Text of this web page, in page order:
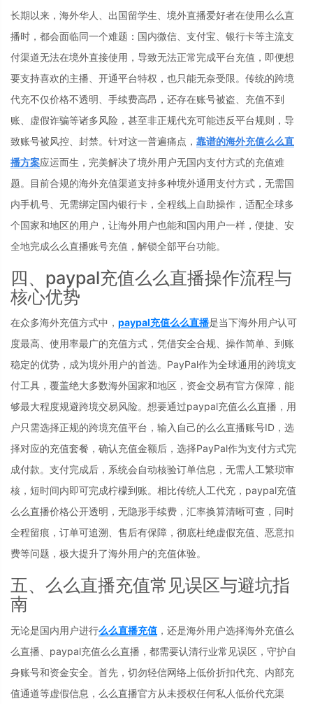
长期以来，海外华人、出国留学生、境外直播爱好者在使用么么直
播时，都会面临同一个难题：国内微信、支付宝、银行卡等主流支
付渠道无法在境外直接使用，导致无法正常完成平台充值，即便想
要支持喜欢的主播、开通平台特权，也只能无奈受限。传统的跨境
代充不仅价格不透明、手续费高昂，还存在账号被盗、充值不到
账、虚假诈骗等诸多风险，甚至非正规代充可能违反平台规则，导
致账号被风控、封禁。针对这一普遍痛点， 靠谱的海外充值么么直
播方案应运而生，完美解决了境外用户无国内支付方式的充值难
题。目前合规的海外充值渠道支持多种境外通用支付方式，无需国
内手机号、无需绑定国内银行卡，全程线上自助操作，适配全球多
个国家和地区的用户，让海外用户也能和国内用户一样，便捷、安
全地完成么么直播账号充值，解锁全部平台功能。
四、paypal充值么么直播操作流程与
核心优势
在众多海外充值方式中， paypal充值么么直播是当下海外用户认可
度最高、使用率最广的充值方式，凭借安全合规、操作简单、到账
稳定的优势，成为境外用户的首选。PayPal作为全球通用的跨境支
付工具，覆盖绝大多数海外国家和地区，资金交易有官方保障，能
够最大程度规避跨境交易风险。想要通过paypal充值么么直播，用
户只需选择正规的跨境充值平台，输入自己的么么直播账号ID，选
择对应的充值套餐，确认充值金额后，选择PayPal作为支付方式完
成付款。支付完成后，系统会自动核验订单信息，无需人工繁琐审
核，短时间内即可完成柠檬到账。相比传统人工代充，paypal充值
么么直播价格公开透明，无隐形手续费，汇率换算清晰可查，同时
全程留痕，订单可追溯、售后有保障，彻底杜绝虚假充值、恶意扣
费等问题，极大提升了海外用户的充值体验。
五、么么直播充值常见误区与避坑指
南
无论是国内用户进行么么直播充值 ，还是海外用户选择海外充值么
么直播、paypal充值么么直播，都需要认清行业常见误区，守护自
身账号和资金安全。首先，切勿轻信网络上低价折扣代充、内部充
值通道等虚假信息，么么直播官方从未授权任何私人低价代充渠